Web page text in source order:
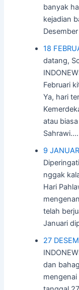
banyak
kejadian
18
datang,
Februari
Ya, hari
atau
Sahrawi.…
9
nggak
Hari
telah
Januari
27
dan